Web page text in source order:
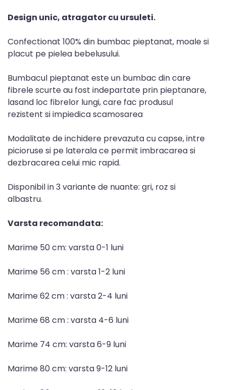
Design unic, atragator cu ursuleti.
Confectionat 100% din bumbac pieptanat, moale si
placut pe pielea bebelusului.
Bumbacul pieptanat este un bumbac din care
fibrele scurte au fost indepartate prin pieptanare,
lasand loc fibrelor lungi, care fac produsul
rezistent si impiedica scamosarea
Modalitate de inchidere prevazuta cu capse, intre
picioruse si pe laterala ce permit imbracarea si
dezbracarea celui mic rapid.
Disponibil in 3 variante de nuante: gri, roz si
albastru.
Varsta recomandata:
Marime 50 cm: varsta 0-1 luni
Marime 56 cm : varsta 1-2 luni
Marime 62 cm : varsta 2-4 luni
Marime 68 cm : varsta 4-6 luni
Marime 74 cm: varsta 6-9 luni
Marime 80 cm: varsta 9-12 luni